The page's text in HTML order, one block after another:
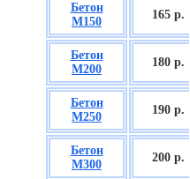
Бетон
М150
165 р.
Бетон
М200
180 р.
Бетон
М250
190 р.
Бетон
М300
200 р.